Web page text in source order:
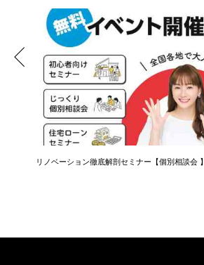
リノベーション徹底解剖セミナー【個別相談会 】